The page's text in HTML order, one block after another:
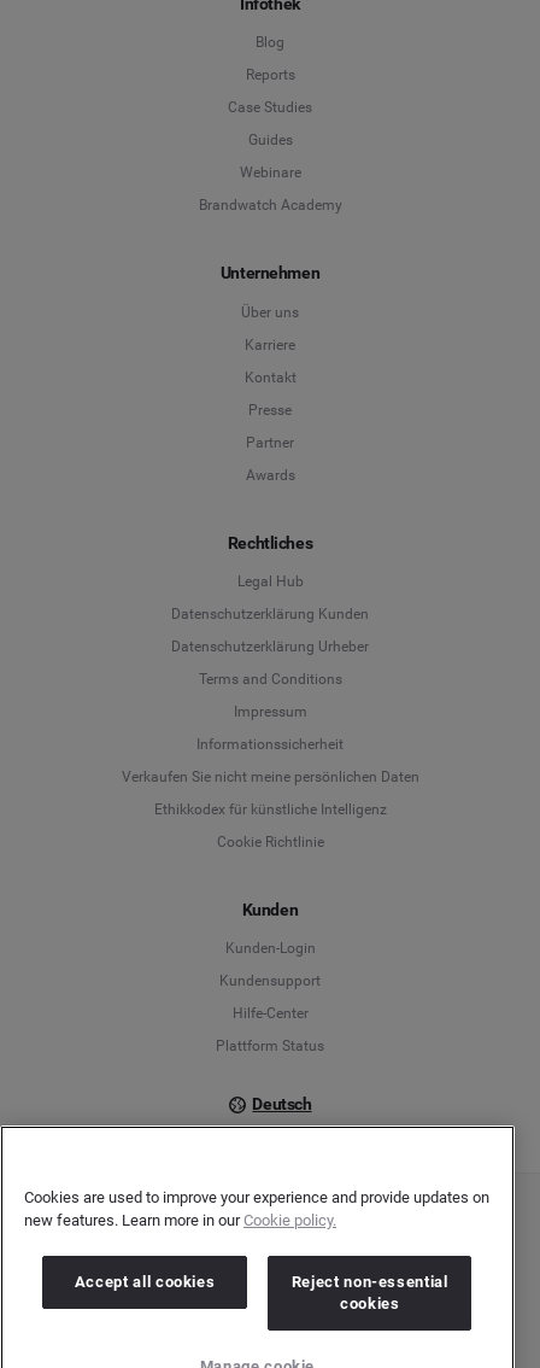
Blog
Reports
Case Studies
Guides
Webinare
Brandwatch Academy
Unternehmen
Über uns
Karriere
Kontakt
Presse
Partner
Awards
Rechtliches
Legal Hub
Datenschutzerklärung Kunden
Datenschutzerklärung Urheber
Terms and Conditions
Impressum
Informationssicherheit
Verkaufen Sie nicht meine persönlichen Daten
Ethikkodex für künstliche Intelligenz
Cookie Richtlinie
Kunden
Kunden-Login
Kundensupport
Hilfe-Center
Plattform Status
Deutsch
Deutsch
English
Copyright © 2026 Brandwatch. Alle Rechte vorbehalten. De-Saint-Exupéry-Straße 10,
Registergericht: Amtsgericht Frankfurt am Main | Registernummer: HRB 138083 |
Umsatzsteuer-Identifikationsnummer: DE278408482
Cookies are used to improve your experience and provide updates on
new features. Learn more in ourCookie policy.
Accept all cookies
Reject non-essential
cookies